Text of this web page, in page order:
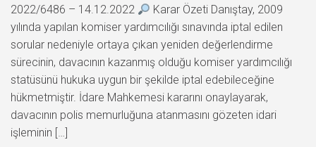
2022/6486 – 14.12.2022
Karar Özeti Danıştay, 2009
yılında yapılan komiser yardımcılığı sınavında iptal edilen
sorular nedeniyle ortaya çıkan yeniden değerlendirme
sürecinin, davacının kazanmış olduğu komiser yardımcılığı
statüsünü hukuka uygun bir şekilde iptal edebileceğine
hükmetmiştir. İdare Mahkemesi kararını onaylayarak,
davacının polis memurluğuna atanmasını gözeten idari
işleminin […]